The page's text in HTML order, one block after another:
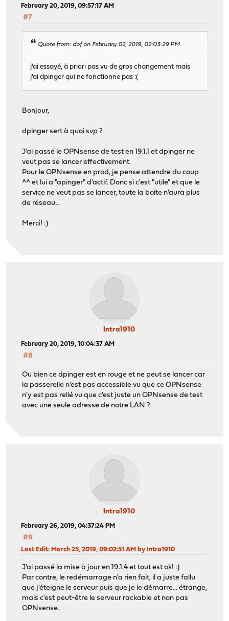
February 20, 2019, 09:57:17 AM
#7
Quote from: dof on February 02, 2019, 02:03:29 PM
j'ai essayé, à priori pas vu de gros changement mais
j'ai dpinger qui ne fonctionne pas :(
Bonjour,
dpinger sert à quoi svp ?
J'ai passé le OPNsense de test en 19.1.1 et dpinger ne
veut pas se lancer effectivement.
Pour le OPNsense en prod, je pense attendre du coup
^^ et lui a "apinger" d'actif. Donc si c'est "utile" et que le
service ne veut pas se lancer, toute la boite n'aura plus
de réseau...
Merci! :)
Intra1910
February 20, 2019, 10:04:37 AM
#8
Ou bien ce dpinger est en rouge et ne peut se lancer car
la passerelle n'est pas accessible vu que ce OPNsense
n'y est pas relié vu que c'est juste un OPNsense de test
avec une seule adresse de notre LAN ?
Intra1910
February 26, 2019, 04:37:24 PM
#9
Last Edit: March 25, 2019, 09:02:51 AM by Intra1910
J'ai passé la mise à jour en 19.1.4 et tout est ok! :)
Par contre, le redémarrage n'a rien fait, il a juste fallu
que j'éteigne le serveur puis que je le démarre... étrange,
mais c'est peut-être le serveur rackable et non pas
OPNsense.